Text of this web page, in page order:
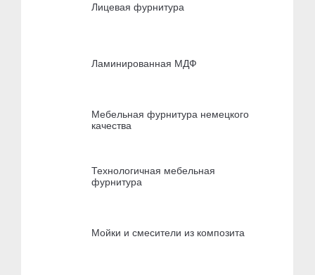
Лицевая фурнитура
Ламинированная МДФ
Мебельная фурнитура немецкого
качества
Технологичная мебельная
фурнитура
Мойки и смесители из композита